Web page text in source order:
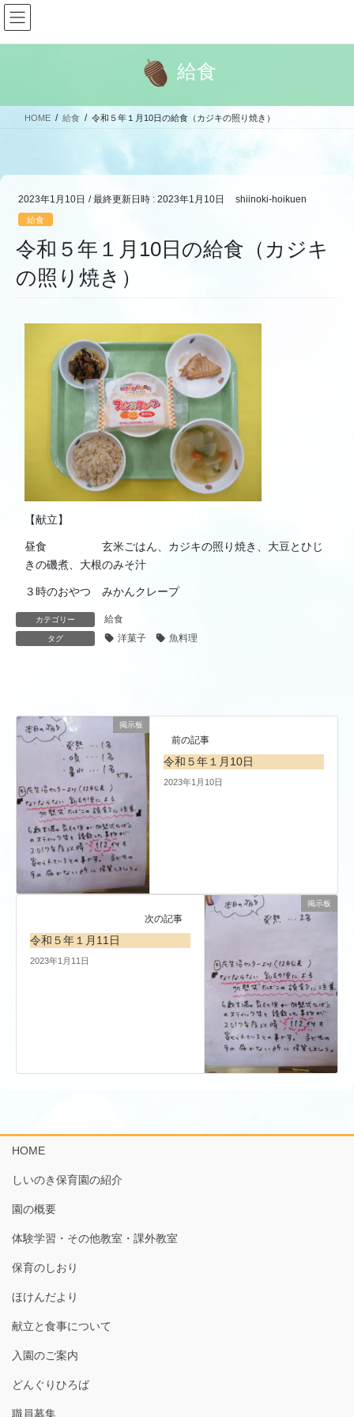
コ
ン
ス
ナ
ビ
ン
給食
HOME 給食 令和５年１月10日の給食（カジキの照り焼き）
2023年1月10日 / 最終更新日時 : 2023年1月10日 shiinoki-hoikuen
給食
令和５年１月10日の給食（カジキ
の照り焼き）
【献立】
昼食 玄米ごはん、カジキの照り焼き、大豆とひじ
きの磯煮、大根のみそ汁
３時のおやつ みかんクレープ
カテゴリー 給食
タグ 洋菓子 魚料理
掲示板
前の記事
令和５年１月10日
2023年1月10日
掲示板
次の記事
令和５年１月11日
2023年1月11日
HOME
しいのき保育園の紹介
園の概要
体験学習・その他教室・課外教室
保育のしおり
ほけんだより
献立と食事について
入園のご案内
どんぐりひろば
職員募集